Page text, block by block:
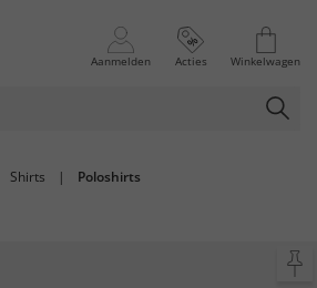
Aanmelden Acties Winkelwagen
Shirts | Poloshirts